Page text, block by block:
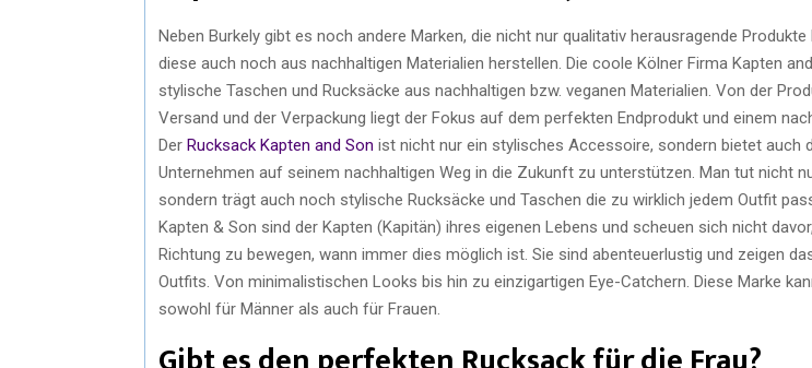
Neben Burkely gibt es noch andere Marken, die nicht nur qualitativ herausragende
diese auch noch aus nachhaltigen Materialien herstellen. Die coole Kölner Firma Kapten
stylische Taschen und Rucksäcke aus nachhaltigen bzw. veganen Materialien. Von der
Versand und der Verpackung liegt der Fokus auf dem perfekten Endprodukt und einem
Der Rucksack Kapten and Son ist nicht nur ein stylisches Accessoire, sondern bietet auch
Unternehmen auf seinem nachhaltigen Weg in die Zukunft zu unterstützen. Man tut nicht
sondern trägt auch noch stylische Rucksäcke und Taschen die zu wirklich jedem Outfit
Kapten & Son sind der Kapten (Kapitän) ihres eigenen Lebens und scheuen sich nicht
Richtung zu bewegen, wann immer dies möglich ist. Sie sind abenteuerlustig und zeigen
Outfits. Von minimalistischen Looks bis hin zu einzigartigen Eye-Catchern. Diese Marke
sowohl für Männer als auch für Frauen.